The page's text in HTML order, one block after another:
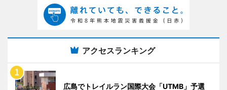
アクセスランキング
広島でトレイルラン国際大会「UTMB」予選